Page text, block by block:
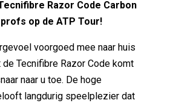
Razor Code Carbon
op de ATP Tour!
voorgoed mee naar huis
de Tecnifibre Razor Code komt
naar u toe. De hoge
langdurig speelplezier dat